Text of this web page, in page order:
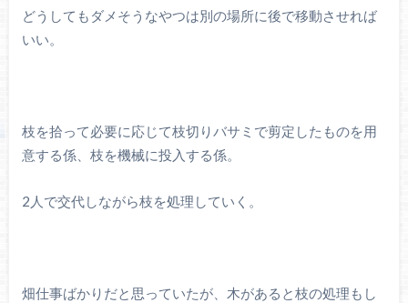
どうしてもダメそうなやつは別の場所に後で移動させれば
いい。
枝を拾って必要に応じて枝切りバサミで剪定したものを用
意する係、枝を機械に投入する係。
2人で交代しながら枝を処理していく。
畑仕事ばかりだと思っていたが、木があると枝の処理もし